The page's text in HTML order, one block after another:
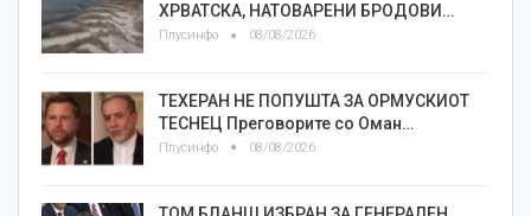
ХРВАТСКА, НАТОВАРЕНИ БРОДОВИ…
Плусинфо 08/08/2026
ТЕХЕРАН НЕ ПОПУШТА ЗА ОРМУСКИОТ
ТЕСНЕЦ Преговорите со Оман…
Плусинфо 08/08/2026